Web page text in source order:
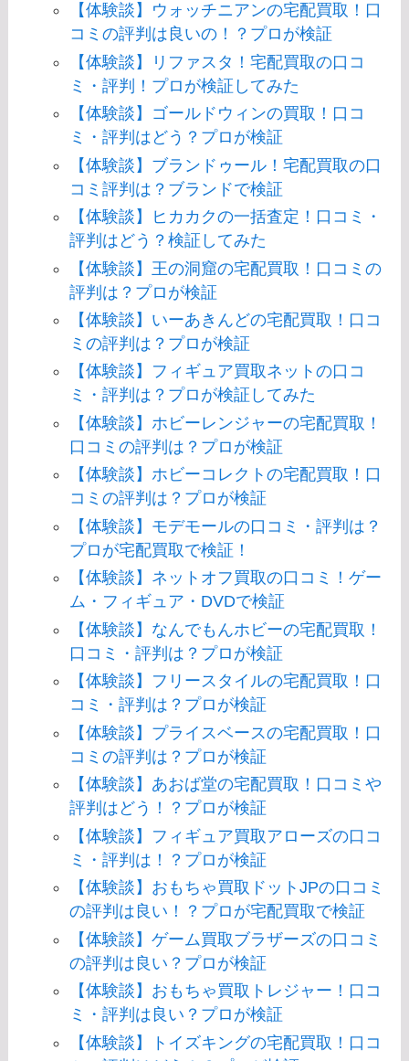
【体験談】ウォッチニアンの宅配買取！口
コミの評判は良いの！？プロが検証
【体験談】リファスタ！宅配買取の口コ
ミ・評判！プロが検証してみた
【体験談】ゴールドウィンの買取！口コ
ミ・評判はどう？プロが検証
【体験談】ブランドゥール！宅配買取の口
コミ評判は？ブランドで検証
【体験談】ヒカカクの一括査定！口コミ・
評判はどう？検証してみた
【体験談】王の洞窟の宅配買取！口コミの
評判は？プロが検証
【体験談】いーあきんどの宅配買取！口コ
ミの評判は？プロが検証
【体験談】フィギュア買取ネットの口コ
ミ・評判は？プロが検証してみた
【体験談】ホビーレンジャーの宅配買取！
口コミの評判は？プロが検証
【体験談】ホビーコレクトの宅配買取！口
コミの評判は？プロが検証
【体験談】モデモールの口コミ・評判は？
プロが宅配買取で検証！
【体験談】ネットオフ買取の口コミ！ゲー
ム・フィギュア・DVDで検証
【体験談】なんでもんホビーの宅配買取！
口コミ・評判は？プロが検証
【体験談】フリースタイルの宅配買取！口
コミ・評判は？プロが検証
【体験談】プライスベースの宅配買取！口
コミの評判は？プロが検証
【体験談】あおば堂の宅配買取！口コミや
評判はどう！？プロが検証
【体験談】フィギュア買取アローズの口コ
ミ・評判は！？プロが検証
【体験談】おもちゃ買取ドットJPの口コミ
の評判は良い！？プロが宅配買取で検証
【体験談】ゲーム買取ブラザーズの口コミ
の評判は良い？プロが検証
【体験談】おもちゃ買取トレジャー！口コ
ミ・評判は良い？プロが検証
【体験談】トイズキングの宅配買取！口コ